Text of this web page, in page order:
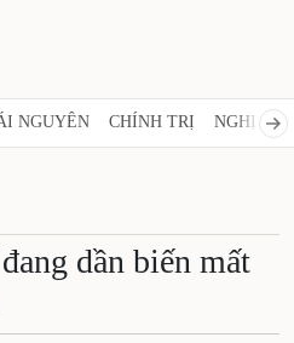
NGUYÊN CHÍNH TRỊ NGHỊ
dần biến mất